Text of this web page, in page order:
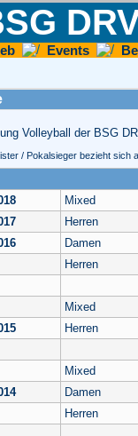
Events
Volleyball der BSG
/ Pokalsieger bezieht sich
Mixed
Herren
Damen
Herren
Mixed
Herren
Mixed
Damen
Herren